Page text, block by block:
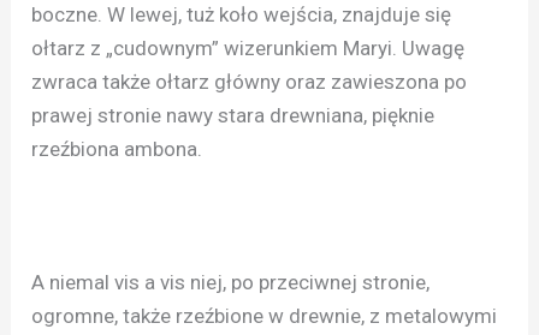
boczne. W lewej, tuż koło wejścia, znajduje się
ołtarz z „cudownym” wizerunkiem Maryi. Uwagę
zwraca także ołtarz główny oraz zawieszona po
prawej stronie nawy stara drewniana, pięknie
rzeźbiona ambona.
A niemal vis a vis niej, po przeciwnej stronie,
ogromne, także rzeźbione w drewnie, z metalowymi